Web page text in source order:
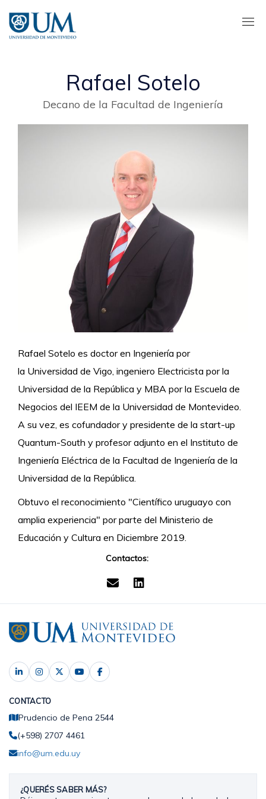
contenido
principal
Rafael Sotelo
Decano de la Facultad de Ingeniería
Rafael Sotelo es doctor en Ingeniería por
la Universidad de Vigo, ingeniero Electricista por la
Universidad de la República y MBA por la Escuela de
Negocios del IEEM de la Universidad de Montevideo.
A su vez, es cofundador y presidente de la start-up
Quantum-South y profesor adjunto en el Instituto de
Ingeniería Eléctrica de la Facultad de Ingeniería de la
Universidad de la República.
Obtuvo el reconocimiento "Científico uruguayo con
amplia experiencia" por parte del Ministerio de
Educación y Cultura en Diciembre 2019.
Contactos:
CONTACTO
Prudencio de Pena 2544
(+598) 2707 4461
info@um.edu.uy
¿QUERÉS SABER MÁS?